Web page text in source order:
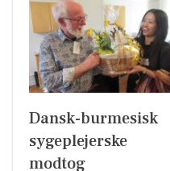
Dansk-burmesisk
sygeplejerske
modtog